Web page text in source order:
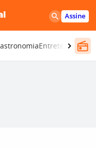
Assine
Entretenimento